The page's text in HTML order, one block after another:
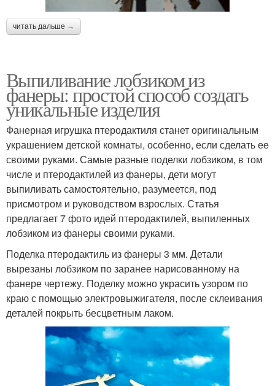
читать дальше →
Выпиливание лобзиком из
фанеры: простой способ создать
уникальные изделия
Фанерная игрушка птеродактиля станет оригинальным
украшением детской комнаты, особенно, если сделать ее
своими руками. Самые разные поделки лобзиком, в том
числе и птеродактилей из фанеры, дети могут
выпиливать самостоятельно, разумеется, под
присмотром и руководством взрослых. Статья
предлагает 7 фото идей птеродактилей, выпиленных
лобзиком из фанеры своими руками.
Поделка птеродактиль из фанеры 3 мм. Детали
вырезаны лобзиком по заранее нарисованному на
фанере чертежу. Поделку можно украсить узором по
краю с помощью электровыжигателя, после склеивания
деталей покрыть бесцветным лаком.